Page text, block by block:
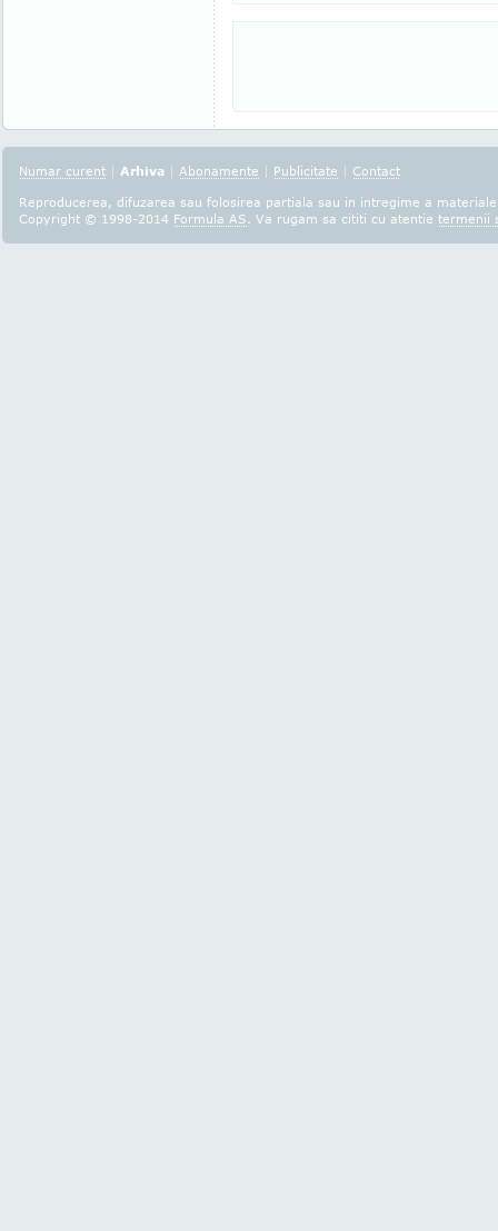
Numar curent | Arhiva | Abonamente | Publicitate | Contact
Reproducerea, difuzarea sau folosirea partiala sau in intregime a
Copyright © 1998-2014 Formula AS. Va rugam sa cititi cu atentie termenii